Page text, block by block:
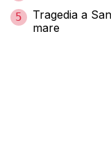
5
Tragedia a
mare